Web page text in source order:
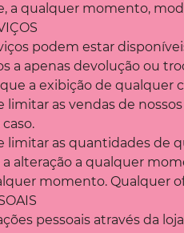
a qualquer momento,
podem estar
a apenas devolução ou
a exibição de qualquer
limitar as vendas de
limitar as quantidades de
alteração a qualquer
momento. Qualquer
pessoais através da